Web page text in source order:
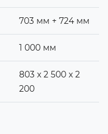
703 мм + 724 мм
1 000 мм
803 х 2 500 х 2
200